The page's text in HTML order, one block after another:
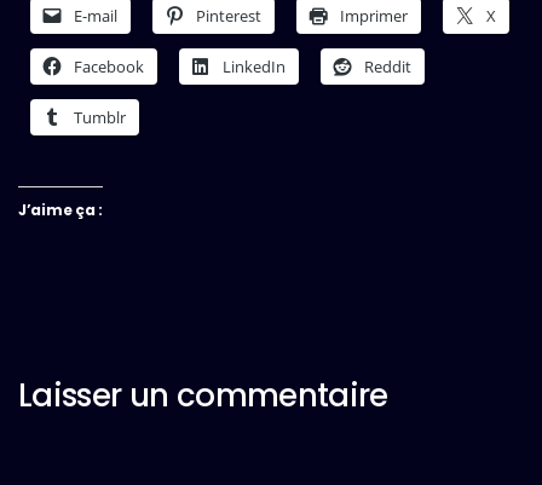
E-mail Pinterest Imprimer X
Facebook LinkedIn Reddit
Tumblr
J’aime ça :
Laisser un commentaire